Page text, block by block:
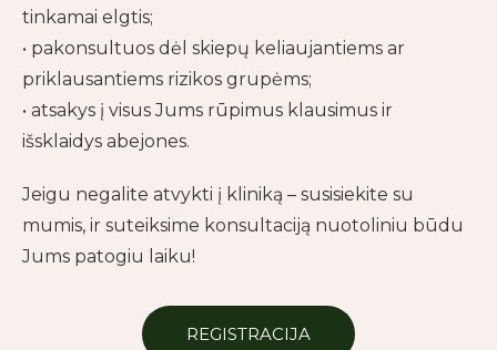
tinkamai elgtis;
• pakonsultuos dėl skiepų keliaujantiems ar
priklausantiems rizikos grupėms;
• atsakys į visus Jums rūpimus klausimus ir
išsklaidys abejones.
Jeigu negalite atvykti į kliniką – susisiekite su
mumis, ir suteiksime konsultaciją nuotoliniu būdu
Jums patogiu laiku!
REGISTRACIJA